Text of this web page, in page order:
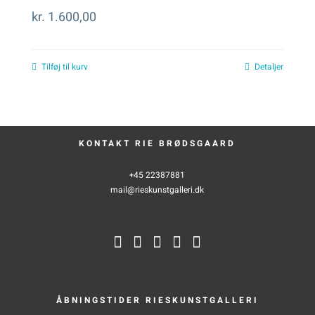
kr. 1.600,00
Tilføj til kurv Detaljer
KONTAKT RIE BRØDSGAARD
+45 22387881
mail@rieskunstgalleri.dk
ÅBNINGSTIDER RIESKUNSTGALLERI